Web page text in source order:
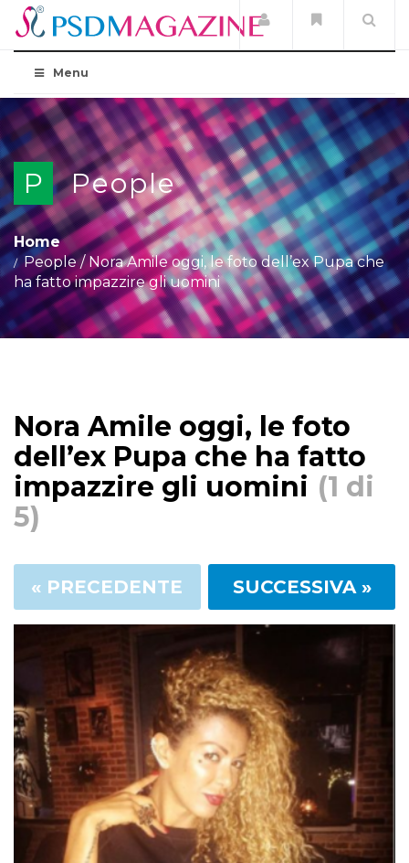
Menu
P People
Home
People /Nora Amile oggi, le foto dell’ex Pupa che
ha fatto impazzire gli uomini
Nora Amile oggi, le foto
dell’ex Pupa che ha fatto
impazzire gli uomini (1 di
5)
« PRECEDENTE SUCCESSIVA »